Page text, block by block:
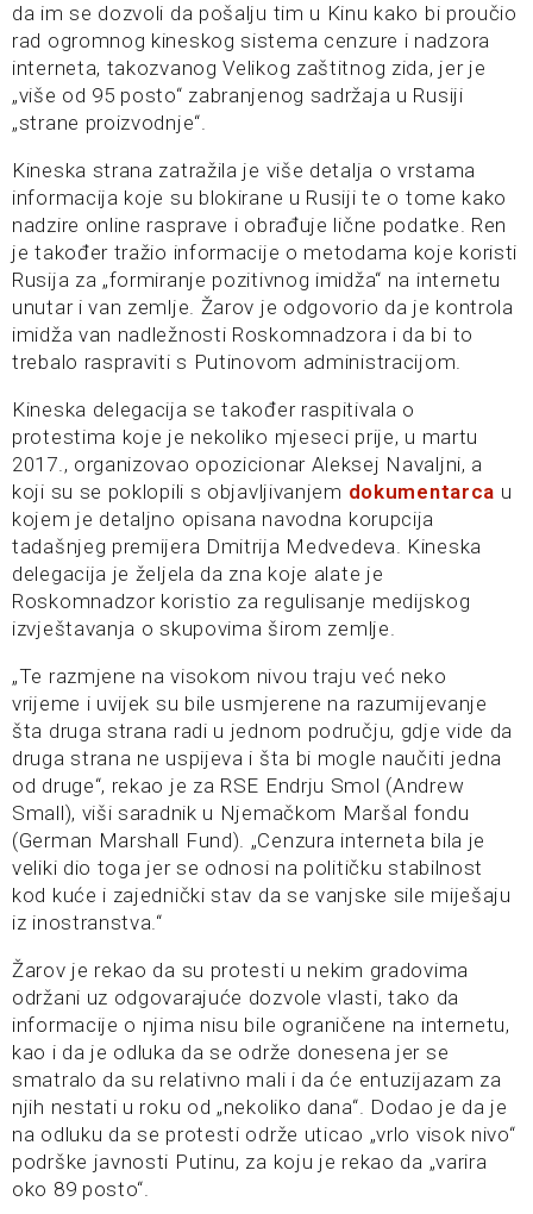
da im se dozvoli da pošalju tim u Kinu kako bi proučio
rad ogromnog kineskog sistema cenzure i nadzora
interneta, takozvanog Velikog zaštitnog zida, jer je
„više od 95 posto“ zabranjenog sadržaja u Rusiji
„strane proizvodnje“.
Kineska strana zatražila je više detalja o vrstama
informacija koje su blokirane u Rusiji te o tome kako
nadzire online rasprave i obrađuje lične podatke. Ren
je također tražio informacije o metodama koje koristi
Rusija za „formiranje pozitivnog imidža“ na internetu
unutar i van zemlje. Žarov je odgovorio da je kontrola
imidža van nadležnosti Roskomnadzora i da bi to
trebalo raspraviti s Putinovom administracijom.
Kineska delegacija se također raspitivala o
protestima koje je nekoliko mjeseci prije, u martu
2017., organizovao opozicionar Aleksej Navaljni, a
koji su se poklopili s objavljivanjem dokumentarca u
kojem je detaljno opisana navodna korupcija
tadašnjeg premijera Dmitrija Medvedeva. Kineska
delegacija je željela da zna koje alate je
Roskomnadzor koristio za regulisanje medijskog
izvještavanja o skupovima širom zemlje.
„Te razmjene na visokom nivou traju već neko
vrijeme i uvijek su bile usmjerene na razumijevanje
šta druga strana radi u jednom području, gdje vide da
druga strana ne uspijeva i šta bi mogle naučiti jedna
od druge“, rekao je za RSE Endrju Smol (Andrew
Small), viši saradnik u Njemačkom Maršal fondu
(German Marshall Fund). „Cenzura interneta bila je
veliki dio toga jer se odnosi na političku stabilnost
kod kuće i zajednički stav da se vanjske sile miješaju
iz inostranstva.“
Žarov je rekao da su protesti u nekim gradovima
održani uz odgovarajuće dozvole vlasti, tako da
informacije o njima nisu bile ograničene na internetu,
kao i da je odluka da se održe donesena jer se
smatralo da su relativno mali i da će entuzijazam za
njih nestati u roku od „nekoliko dana“. Dodao je da je
na odluku da se protesti održe uticao „vrlo visok nivo“
podrške javnosti Putinu, za koju je rekao da „varira
oko 89 posto“.